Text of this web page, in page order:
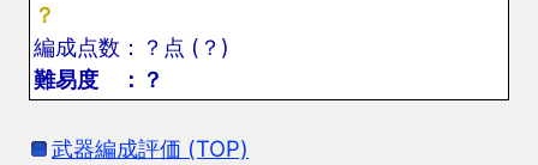
？
編成点数：？点 (？)
難易度 ：？
武器編成評価 (TOP)